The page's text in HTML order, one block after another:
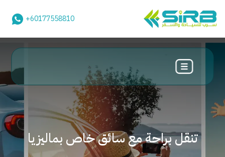
+60177558810
تنقل براحة مع سائق خاص بماليزيا